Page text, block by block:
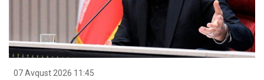
07 Avqust 2026 11:45